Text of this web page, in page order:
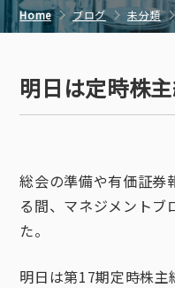
Home ブログ 未分類
明日は定時株
総会の準備や有価証券
る間、マネジメントブ
た。
明日は第17期定時株主